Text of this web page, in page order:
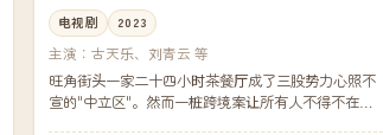
电视剧 2023
主演：古天乐、刘青云 等
旺角街头一家二十四小时茶餐厅成了三股势力心照不
宣的"中立区"。然而一桩跨境案让所有人不得不在同